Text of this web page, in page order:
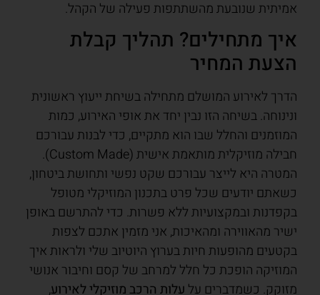
אמיתית שנובעת מהשתתפות פעילה של הקהל.
איך מתחילים? תהליך קבלת
הצעת המחיר
הדרך לאירוע המושלם מתחילה בשיחת ייעוץ ראשונית
ונינוחה. בשיחה הזו נבין יחד את אופי האירוע, כמות
המוזמנים והחלל שבו הוא מתקיים, כדי לבנות עבורכם
חבילה מוזיקלית מותאמת אישית (Custom Made).
המטרה היא לייצר עבורכם שקט נפשי ותחושת ביטחון,
כשאתם יודעים שכל פרט בתכנון המוזיקלי מטופל
בקפדנות ובמקצועיות ללא פשרות. כדי להתרשם באופן
ישיר מהאווירה ומהאיכות, אני מזמין אתכם לצפות
בקטעים מהופעות חיות בערוץ היוטיוב שלי ולראות איך
המוזיקה הופכת כל חלל למרחב של קסם וחיבור אנושי
מזוקק. כשמדברים על עלות הרכב מוזיקלי לאירוע,